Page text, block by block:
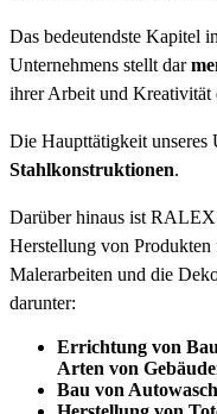
Das bedeutendste Kapitel
Unternehmens stellt dar
ihrer Arbeit und Kreativität
Die Haupttätigkeit unseres
Stahlkonstruktionen.
Darüber hinaus ist RALEX
Herstellung von
Malerarbeiten und die
darunter:
Errichtung von
Arten von
Bau von